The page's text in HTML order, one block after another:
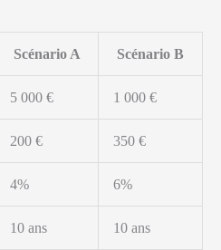
Scénario A Scénario B
5 000 € 1 000 €
200 € 350 €
4% 6%
10 ans 10 ans